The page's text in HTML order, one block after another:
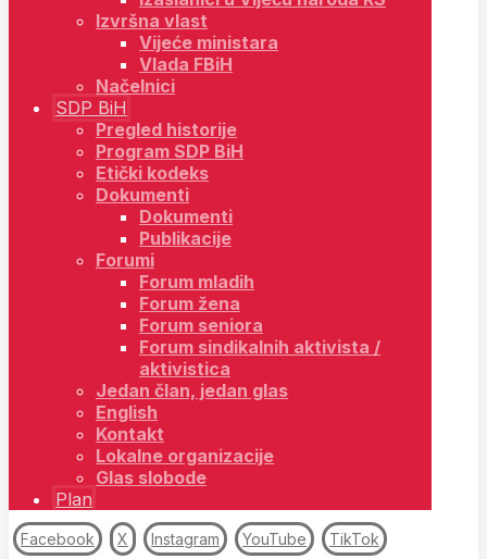
Izvršna vlast
Vijeće ministara
Vlada FBiH
Načelnici
SDP BiH
Pregled historije
Program SDP BiH
Etički kodeks
Dokumenti
Dokumenti
Publikacije
Forumi
Forum mladih
Forum žena
Forum seniora
Forum sindikalnih aktivista /
aktivistica
Jedan član, jedan glas
English
Kontakt
Lokalne organizacije
Glas slobode
Plan
Facebook X Instagram YouTube TikTok